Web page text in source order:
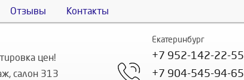
Отзывы Контакты
цен!
салон 313
Екатеринбург
+7 952-142-22-55
+7 904-545-94-65